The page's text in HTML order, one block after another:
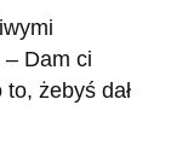
– Dam ci
żebyś dał